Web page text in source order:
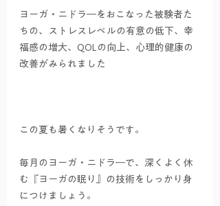
ヨーガ・ニドラ―をおこなった被験者た
ちの、ストレスレベルの有意の低下、幸
福感の増大、QOLの向上、心理的健康の
改善がみられました
この夏も暑くなりそうです。
毎月のヨーガ・ニドラ―で、深くよく休
む『ヨーガの眠り』の技術をしっかり身
につけましょう。